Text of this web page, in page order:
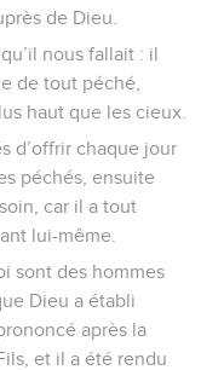
de Dieu.
nous fallait : il
de tout péché,
haut que les cieux.
d’offrir chaque jour
péchés, ensuite
car il a tout
lui-même.
sont des hommes
Dieu a établi
après la
et il a été rendu